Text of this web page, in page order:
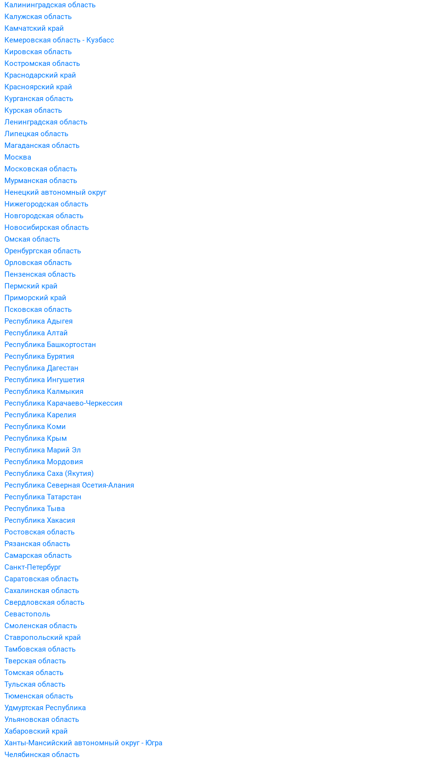
Калининградская область
Калужская область
Камчатский край
Кемеровская область - Кузбасс
Кировская область
Костромская область
Краснодарский край
Красноярский край
Курганская область
Курская область
Ленинградская область
Липецкая область
Магаданская область
Москва
Московская область
Мурманская область
Ненецкий автономный округ
Нижегородская область
Новгородская область
Новосибирская область
Омская область
Оренбургская область
Орловская область
Пензенская область
Пермский край
Приморский край
Псковская область
Республика Адыгея
Республика Алтай
Республика Башкортостан
Республика Бурятия
Республика Дагестан
Республика Ингушетия
Республика Калмыкия
Республика Карачаево-Черкессия
Республика Карелия
Республика Коми
Республика Крым
Республика Марий Эл
Республика Мордовия
Республика Саха (Якутия)
Республика Северная Осетия-Алания
Республика Татарстан
Республика Тыва
Республика Хакасия
Ростовская область
Рязанская область
Самарская область
Санкт-Петербург
Саратовская область
Сахалинская область
Свердловская область
Севастополь
Смоленская область
Ставропольский край
Тамбовская область
Тверская область
Томская область
Тульская область
Тюменская область
Удмуртская Республика
Ульяновская область
Хабаровский край
Ханты-Мансийский автономный округ - Югра
Челябинская область